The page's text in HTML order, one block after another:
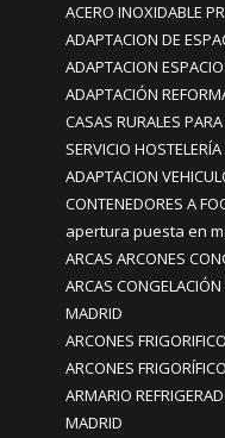
ACERO INOXIDABLE
ADAPTACION DE
ADAPTACION
ADAPTACIÓN
CASAS RURALES
SERVICIO
ADAPTACION
CONTENEDORES A
apertura puesta en
ARCAS ARCONES
ARCAS
MADRID
ARCONES
ARCONES
ARMARIO
MADRID